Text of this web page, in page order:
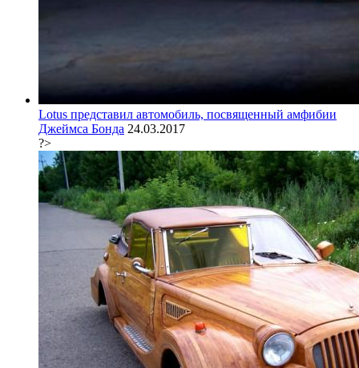
Lotus представил автомобиль, посвященный амфибии
Джеймса Бонда 24.03.2017
?>